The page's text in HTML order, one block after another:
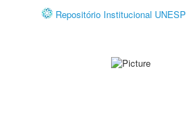
Repositório Institucional UNESP